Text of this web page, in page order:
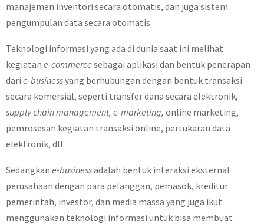
manajemen inventori secara otomatis, dan juga sistem
pengumpulan data secara otomatis.
Teknologi informasi yang ada di dunia saat ini melihat
kegiatan e-commerce sebagai aplikasi dan bentuk penerapan
dari e-businessyang berhubungan dengan bentuk transaksi
secara komersial, seperti transfer dana secara elektronik,
supply chain management, e-marketing, online marketing,
pemrosesan kegiatan transaksi online, pertukaran data
elektronik, dll.
Sedangkan e-businessadalah bentuk interaksi eksternal
perusahaan dengan para pelanggan, pemasok, kreditur
pemerintah, investor, dan media massa yang juga ikut
menggunakan teknologi informasi untuk bisa membuat